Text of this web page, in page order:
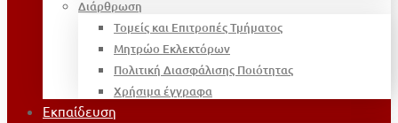
Διάρθρωση
Τομείς και Επιτροπές Τμήματος
Μητρώο Εκλεκτόρων
Πολιτική Διασφάλισης Ποιότητας
Χρήσιμα έγγραφα
Εκπαίδευση